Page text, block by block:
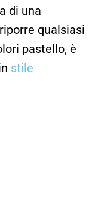
di una
qualsiasi
pastello, è
stile